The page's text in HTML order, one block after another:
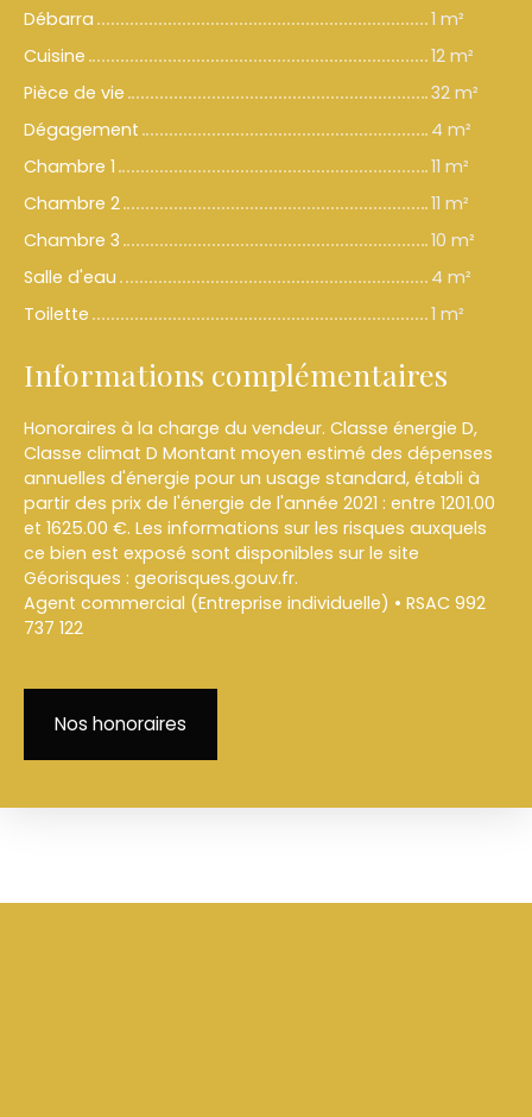
Débarra
1 m²
Cuisine
12 m²
Pièce de vie
32 m²
Dégagement
4 m²
Chambre 1
11 m²
Chambre 2
11 m²
Chambre 3
10 m²
Salle d'eau
4 m²
Toilette
1 m²
Informations complémentaires
Honoraires à la charge du vendeur. Classe énergie D,
Classe climat D Montant moyen estimé des dépenses
annuelles d'énergie pour un usage standard, établi à
partir des prix de l'énergie de l'année 2021 : entre 1201.00
et 1625.00 €. Les informations sur les risques auxquels
ce bien est exposé sont disponibles sur le site
Géorisques : georisques.gouv.fr.
Agent commercial (Entreprise individuelle) • RSAC 992
737 122
Nos honoraires